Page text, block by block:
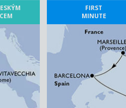
OS.
FIRST
MINUTE